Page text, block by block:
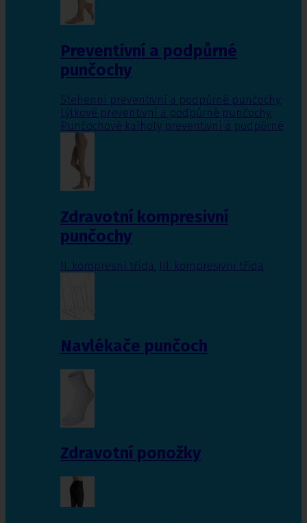
Preventivní a podpůrné
punčochy
Stehenní preventivní a podpůrné punčochy,
Lýtkové preventivní a podpůrné punčochy,
Punčochové kalhoty preventivní a podpůrné
Zdravotní kompresivní
punčochy
II. kompresní třída III. kompresivní třída
Navlékače punčoch
Zdravotní ponožky